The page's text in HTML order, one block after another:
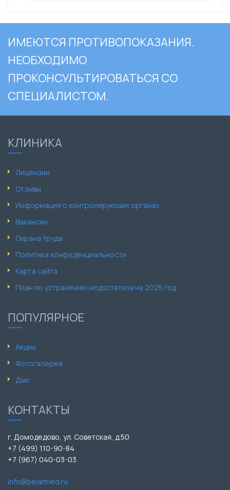
ИМЕЮТСЯ ПРОТИВОПОКАЗАНИЯ.
НЕОБХОДИМО
ПРОКОНСУЛЬТИРОВАТЬСЯ СО
СПЕЦИАЛИСТОМ.
КЛИНИКА
Лицензии
Отзывы
Информация о контролирующих органах
Вакансии
Охрана труда
Политика конфиденциальности
Карта сайта
План по устранению недостатков на 2025 год
ПОПУЛЯРНОЕ
Акции
Фотогалерея
Дмс
КОНТАКТЫ
г. Домодедово, ул. Советская, д.50
+7 (499) 110-90-84
+7 (967) 040-03-03
info@belarmed.ru